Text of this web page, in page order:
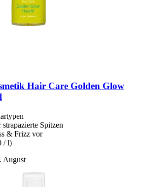
Hair Care Golden Glow
Spitzen
& Frizz vor
/ l)
August